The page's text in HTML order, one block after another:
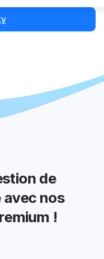
de
nos
!